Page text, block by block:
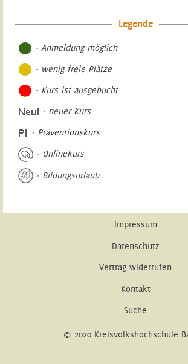
Legende
- Anmeldung möglich
- wenig freie Plätze
- Kurs ist ausgebucht
- neuer Kurs
- Präventionskurs
- Onlinekurs
- Bildungsurlaub
Impressum
Datenschutz
Vertrag widerrufen
Kontakt
Suche
© 2020 Kreisvolkshochschule